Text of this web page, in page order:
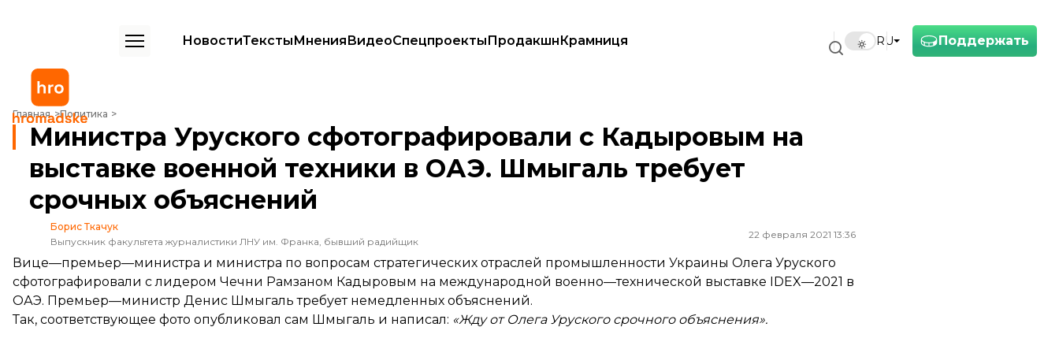
Поддержать
RU
НовостиТекстыМненияВидеоСпецпроектыПродакшнКрамниця
Главная Политика
Министра Уруского сфотографировали с Кадыровым на выставке военной техники в ОАЭ. Шмыгаль требует срочных объяснений
Министра Уруского сфотографировали с Кадыровым на
выставке военной техники в ОАЭ. Шмыгаль требует
срочных объяснений
Борис Ткачук
Выпускник факультета журналистики ЛНУ им. Франка, бывший радийщик
22 февраля 2021 13:36
Вице—премьер—министра и министра по вопросам стратегических отраслей промышленности Украины Олега Уруского
сфотографировали с лидером Чечни Рамзаном Кадыровым на международной военно—технической выставке IDEX—2021 в
ОАЭ. Премьер—министр Денис Шмыгаль требует немедленных объяснений.
Так, соответствующее фото опубликовал сам Шмыгаль и написал: «Жду от Олега Уруского срочного объяснения».